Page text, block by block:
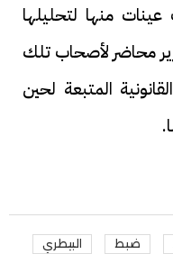
منها لتحليلها
محاضر لأصحاب تلك
المتبعة لحين
ضبط البيطري